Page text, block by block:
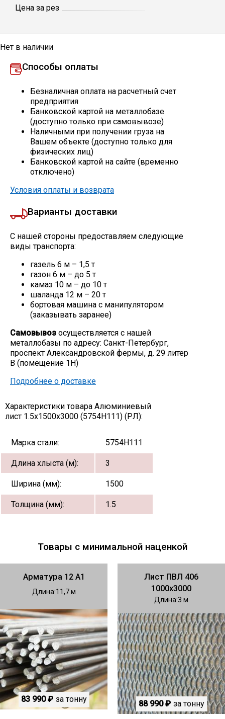
Столбы заборные
Сетка кладочная
Круги абразивные
Электроды
Проволока
Скобо-гибочные изделия
Остальное
Нержавейка
Алюминиевый прокат
Цена за рез
Нет в наличии
Способы оплаты
Безналичная оплата на расчетный счет
предприятия
Банковской картой на металлобазе
(доступно только при самовывозе)
Наличными при получении груза на
Вашем объекте (доступно только для
физических лиц)
Банковской картой на сайте (временно
отключено)
Условия оплаты и возврата
Варианты доставки
С нашей стороны предоставляем следующие
виды транспорта:
газель 6 м – 1,5 т
газон 6 м – до 5 т
камаз 10 м – до 10 т
шаланда 12 м – 20 т
бортовая машина с манипулятором
(заказывать заранее)
Самовывоз осуществляется с нашей
металлобазы по адресу: Санкт-Петербург,
проспект Александровской фермы, д. 29 литер
В (помещение 1Н)
Подробнее о доставке
Характеристики товара Алюминиевый
лист 1.5х1500х3000 (5754Н111) (РЛ):
Марка стали: 5754Н111
Длина хлыста (м): 3
Ширина (мм): 1500
Толщина (мм): 1.5
Товары с минимальной наценкой
Арматура 12 А1
Длина 11,7
83 990 ₽ за тонну
Лист ПВЛ 406
1000х3000
Длина 3
88 990 ₽ за тонну